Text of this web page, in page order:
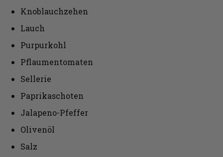
Knoblauchzehen
Lauch
Purpurkohl
Pflaumentomaten
Sellerie
Paprikaschoten
Jalapeno-Pfeffer
Olivenöl
Salz